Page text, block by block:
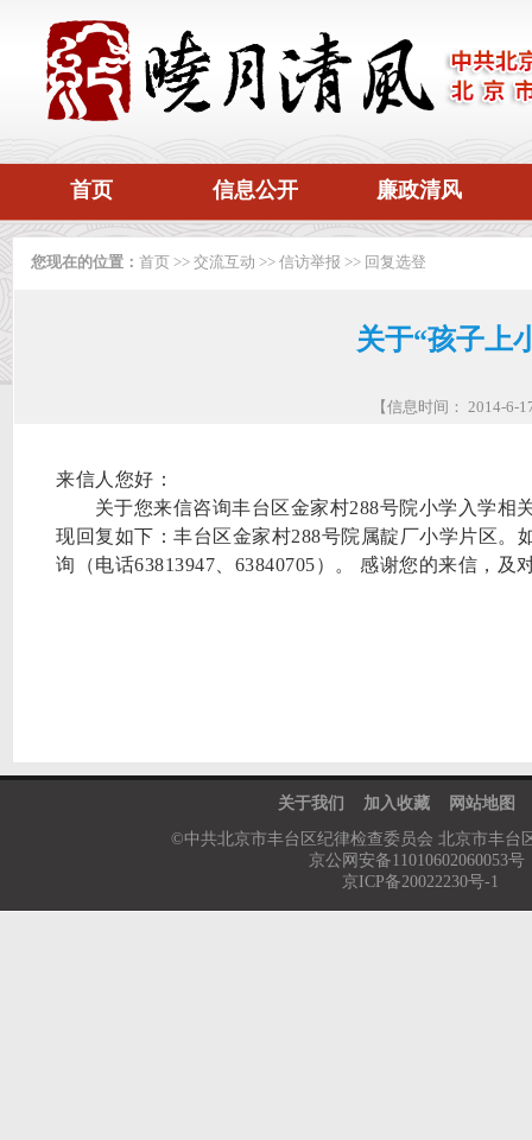
首页 信息公开 廉政清风
您现在的位置： 首页 >> 交流互动 >> 信访举报 >> 回复选登
关于“孩子上
【信息时间： 2014-
来信人您好：
关于您来信咨询丰台区金家村288号院小学入学相
现回复如下：丰台区金家村288号院属靛厂小学片区。
询（电话63813947 63840705）。 感谢您的来信，及